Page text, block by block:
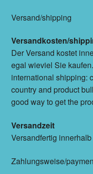
Versand/shipping
Versandkosten/
Der Versand kostet
egal wieviel Sie kaufen.
international shipping:
country and product
good way to get the
Versandzeit
Versandfertig
Zahlungsweise/